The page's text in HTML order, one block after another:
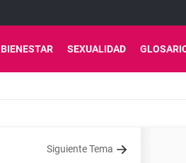
BIENESTAR SEXUALIDAD
Siguiente Tema